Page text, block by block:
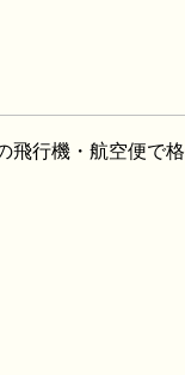
飛行機・航空便で